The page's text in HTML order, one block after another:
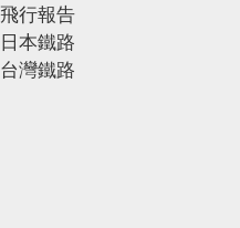
飛行報告
日本鐵路
台灣鐵路